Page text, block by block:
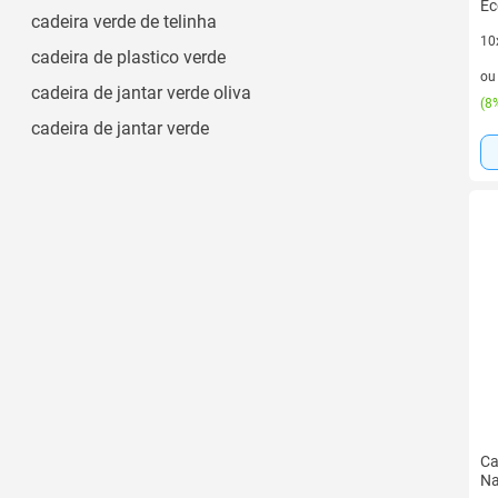
cadeira verde de telinha
cadeira de plastico verde
cadeira de jantar verde oliva
cadeira de jantar verde
ou
(